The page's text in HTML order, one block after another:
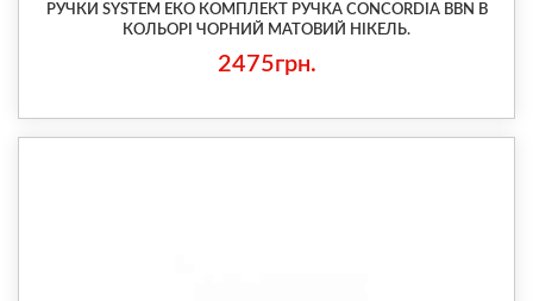
РУЧКИ SYSTEM ЕКО КОМПЛЕКТ РУЧКА CONCORDIA BBN В
КОЛЬОРІ ЧОРНИЙ МАТОВИЙ НІКЕЛЬ.
2475грн.